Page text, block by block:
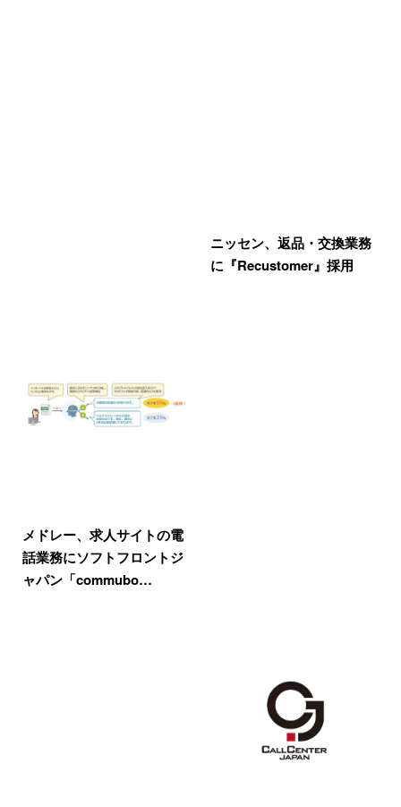
ニッセン、返品・交換業務
に『Recustomer』採用
メドレー、求人サイトの電
話業務にソフトフロントジ
ャパン「commubo…